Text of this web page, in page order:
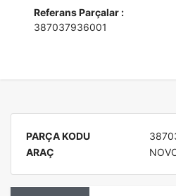
Referans Parçalar :
387037936001
PARÇA KODU
ARAÇ